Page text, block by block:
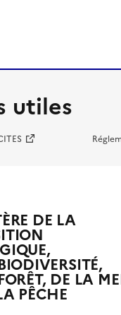
utiles
DE LA
DE LA
PÊCHE